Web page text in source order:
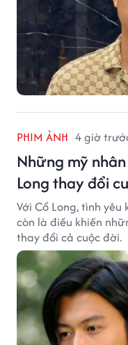
PHIM ẢNH 4 giờ
Những mỹ
Long thay đổi
Với Cổ Long, tình
còn là điều khiến
thay đổi cả cuộc đời.